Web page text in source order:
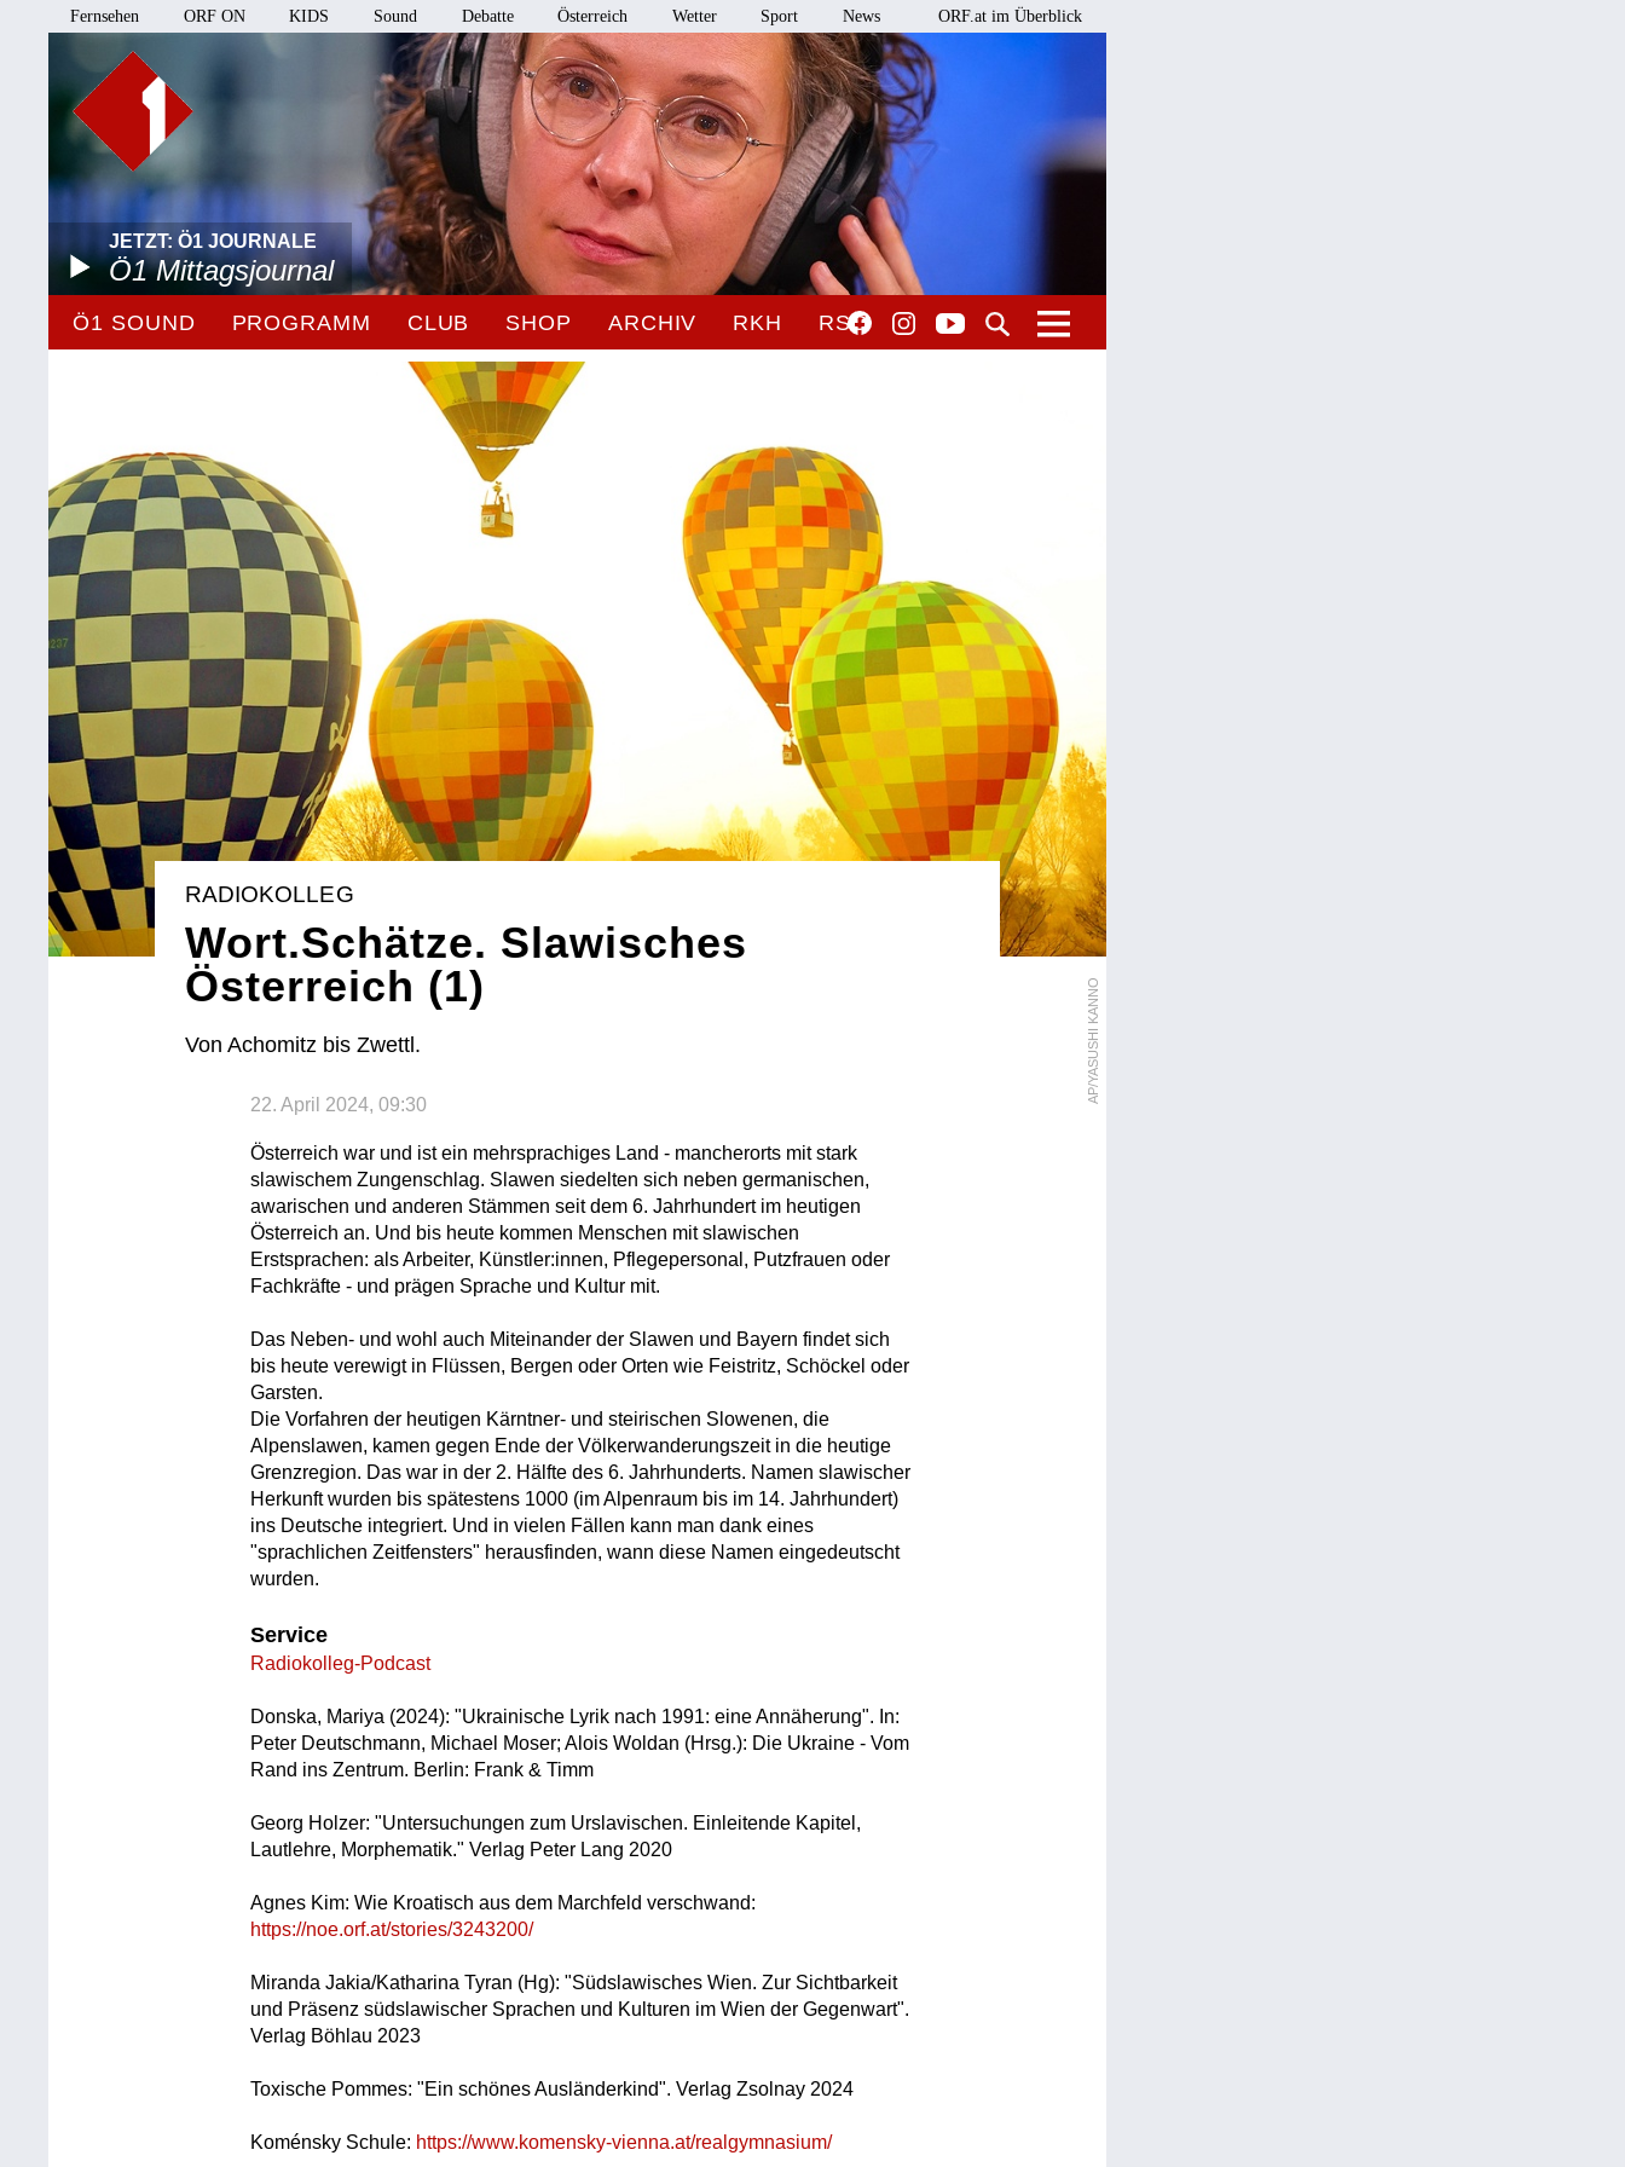
Fernsehen ORF ON KIDS Sound Debatte Österreich Wetter Sport News ORF.at im Überblick
JETZT: Ö1 JOURNALE
Ö1 Mittagsjournal
Ö1 SOUND PROGRAMM CLUB SHOP ARCHIV RKH RSO
AP/YASUSHI KANNO
RADIOKOLLEG
Wort.Schätze. Slawisches
Österreich (1)
Von Achomitz bis Zwettl.
22. April 2024, 09:30
Österreich war und ist ein mehrsprachiges Land - mancherorts mit stark
slawischem Zungenschlag. Slawen siedelten sich neben germanischen,
awarischen und anderen Stämmen seit dem 6. Jahrhundert im heutigen
Österreich an. Und bis heute kommen Menschen mit slawischen
Erstsprachen: als Arbeiter, Künstler:innen, Pflegepersonal, Putzfrauen oder
Fachkräfte - und prägen Sprache und Kultur mit.
Das Neben- und wohl auch Miteinander der Slawen und Bayern findet sich
bis heute verewigt in Flüssen, Bergen oder Orten wie Feistritz, Schöckel oder
Garsten.
Die Vorfahren der heutigen Kärntner- und steirischen Slowenen, die
Alpenslawen, kamen gegen Ende der Völkerwanderungszeit in die heutige
Grenzregion. Das war in der 2. Hälfte des 6. Jahrhunderts. Namen slawischer
Herkunft wurden bis spätestens 1000 (im Alpenraum bis im 14. Jahrhundert)
ins Deutsche integriert. Und in vielen Fällen kann man dank eines
"sprachlichen Zeitfensters" herausfinden, wann diese Namen eingedeutscht
wurden.
Service
Radiokolleg-Podcast
Donska, Mariya (2024): "Ukrainische Lyrik nach 1991: eine Annäherung". In:
Peter Deutschmann, Michael Moser; Alois Woldan (Hrsg.): Die Ukraine - Vom
Rand ins Zentrum. Berlin: Frank & Timm
Georg Holzer: "Untersuchungen zum Urslavischen. Einleitende Kapitel,
Lautlehre, Morphematik." Verlag Peter Lang 2020
Agnes Kim: Wie Kroatisch aus dem Marchfeld verschwand:
https://noe.orf.at/stories/3243200/
Miranda Jakia/Katharina Tyran (Hg): "Südslawisches Wien. Zur Sichtbarkeit
und Präsenz südslawischer Sprachen und Kulturen im Wien der Gegenwart".
Verlag Böhlau 2023
Toxische Pommes: "Ein schönes Ausländerkind". Verlag Zsolnay 2024
Koménsky Schule: https://www.komensky-vienna.at/realgymnasium/